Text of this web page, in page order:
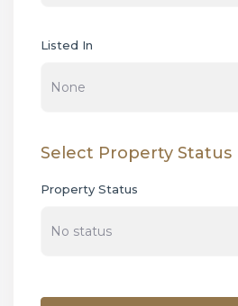
Listed In
Select Property Status
Property Status